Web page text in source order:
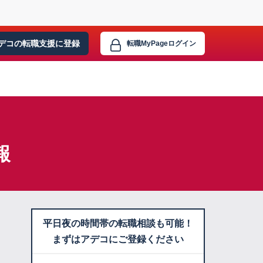
コの転職支援に登録 転職MyPageログイン
平日夜の時間帯の転職相談も可能！
まずはアデコにご登録ください